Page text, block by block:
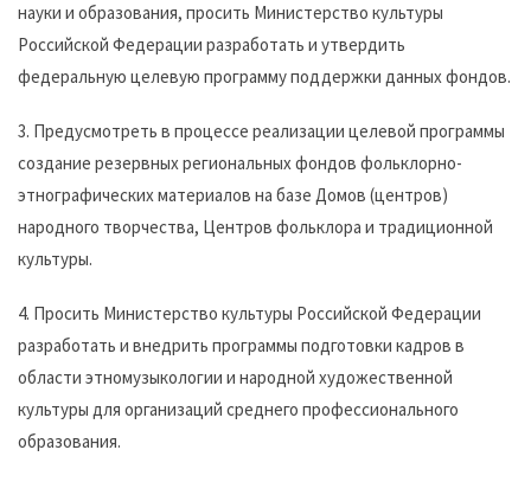
науки и образования, просить Министерство культуры
Российской Федерации разработать и утвердить
федеральную целевую программу поддержки данных фондов.
3. Предусмотреть в процессе реализации целевой программы
создание резервных региональных фондов фольклорно-
этнографических материалов на базе Домов (центров)
народного творчества, Центров фольклора и традиционной
культуры.
4. Просить Министерство культуры Российской Федерации
разработать и внедрить программы подготовки кадров в
области этномузыкологии и народной художественной
культуры для организаций среднего профессионального
образования.